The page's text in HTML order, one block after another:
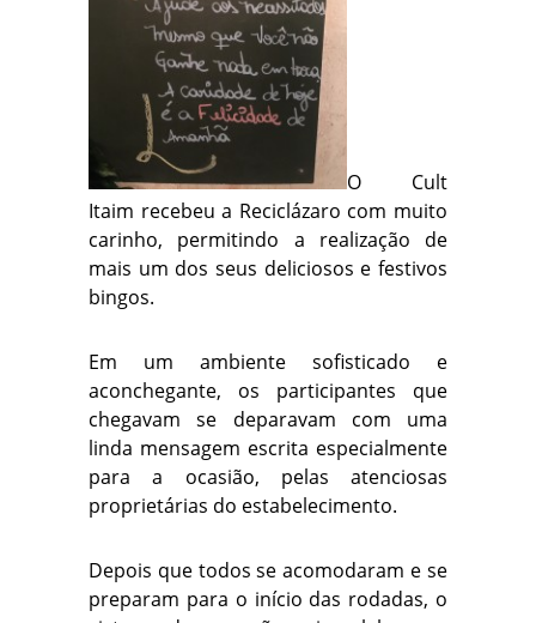
O Cult
Itaim recebeu a Reciclázaro com muito
carinho, permitindo a realização de
mais um dos seus deliciosos e festivos
bingos.
Em um ambiente sofisticado e
aconchegante, os participantes que
chegavam se deparavam com uma
linda mensagem escrita especialmente
para a ocasião, pelas atenciosas
proprietárias do estabelecimento.
Depois que todos se acomodaram e se
preparam para o início das rodadas, o